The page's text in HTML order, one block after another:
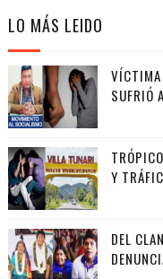
LO MÁS LEIDO
VÍCTIMA
SUFRIÓ
Y
DEL